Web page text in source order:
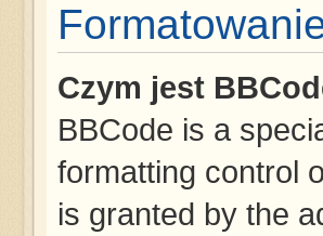
Czym jest
BBCode is a
formatting control
is granted by the